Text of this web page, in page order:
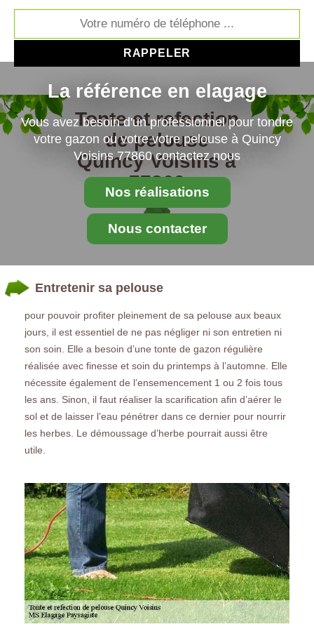
La référence en elagage
Vous avez besoin d'un professionnel pour tondre
votre gazon ou votre votre pelouse à Quincy
Voisins 77860 contactez nous
Nos réalisations
Nous contacter
Tonte et refection
de pelouse
Quincy Voisins à
77860
Entretenir sa pelouse
pour pouvoir profiter pleinement de sa pelouse aux beaux
jours, il est essentiel de ne pas négliger ni son entretien ni
son soin. Elle a besoin d’une tonte de gazon régulière
réalisée avec finesse et soin du printemps à l’automne. Elle
nécessite également de l’ensemencement 1 ou 2 fois tous
les ans. Sinon, il faut réaliser la scarification afin d’aérer le
sol et de laisser l’eau pénétrer dans ce dernier pour nourrir
les herbes. Le démoussage d’herbe pourrait aussi être
utile.